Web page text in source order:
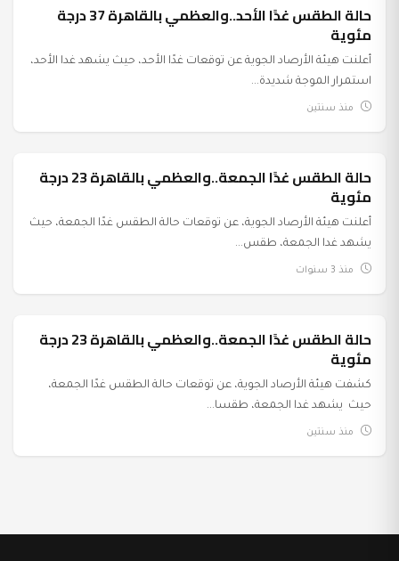
عرب وعالم حالة الطقس غدًا الأحد..والعظمي بالقاهرة 37 درجة
مئوية
أعلنت هيئة الأرصاد الجوية عن توقعات غدًا الأحد، حيث يشهد غدا الأحد،
استمرار الموجة شديدة...
منذ سنتين
عرب وعالم حالة الطقس غدًا الجمعة..والعظمي بالقاهرة 23 درجة
مئوية
أعلنت هيئة الأرصاد الجوية، عن توقعات حالة الطقس غدًا الجمعة، حيث
يشهد غدا الجمعة، طقس...
منذ 3 سنوات
عرب وعالم حالة الطقس غدًا الجمعة..والعظمي بالقاهرة 23 درجة
مئوية
كشفت هيئة الأرصاد الجوية، عن توقعات حالة الطقس غدًا الجمعة،
حيث يشهد غدا الجمعة، طقسا...
منذ سنتين